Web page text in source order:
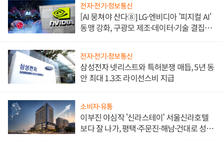
전자·전기·정보통신
[AI 뭉쳐야 산다⑧] LG·엔비디아 '피지컬 AI'
동맹 강화, 구광모 제조·데이터·기술 결집
전자·전기·정보통신
삼성전자 넷리스트와 특허분쟁 매듭, 5년 동
안 최대 1.3조 라이선스비 지급
소비자·유통
이부진 야심작 '신라스테이' 서울신라호텔
보다 잘 나가, 평택·주문진·해남·건대로 성